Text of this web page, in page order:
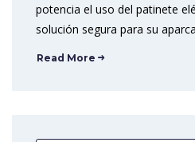
potencia el uso del patinete
solución segura para su
Read More